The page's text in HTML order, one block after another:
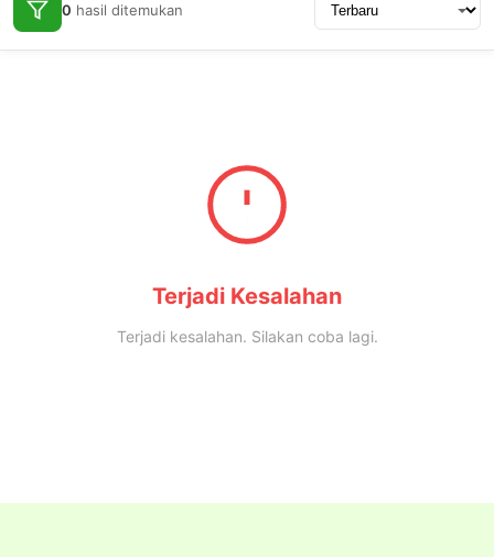
0 hasil ditemukan
Terjadi Kesalahan
Terjadi kesalahan. Silakan coba lagi.